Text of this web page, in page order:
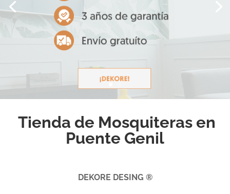
Tienda de Mosquiteras en
Puente Genil
DEKORE DESING ®